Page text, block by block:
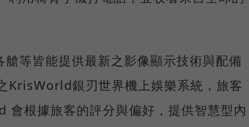
等皆能提供最新之影像顯示技術與配備
KrisWorld銀刃世界機上娛樂系統，旅客
根據旅客的評分與偏好，提供智慧型內